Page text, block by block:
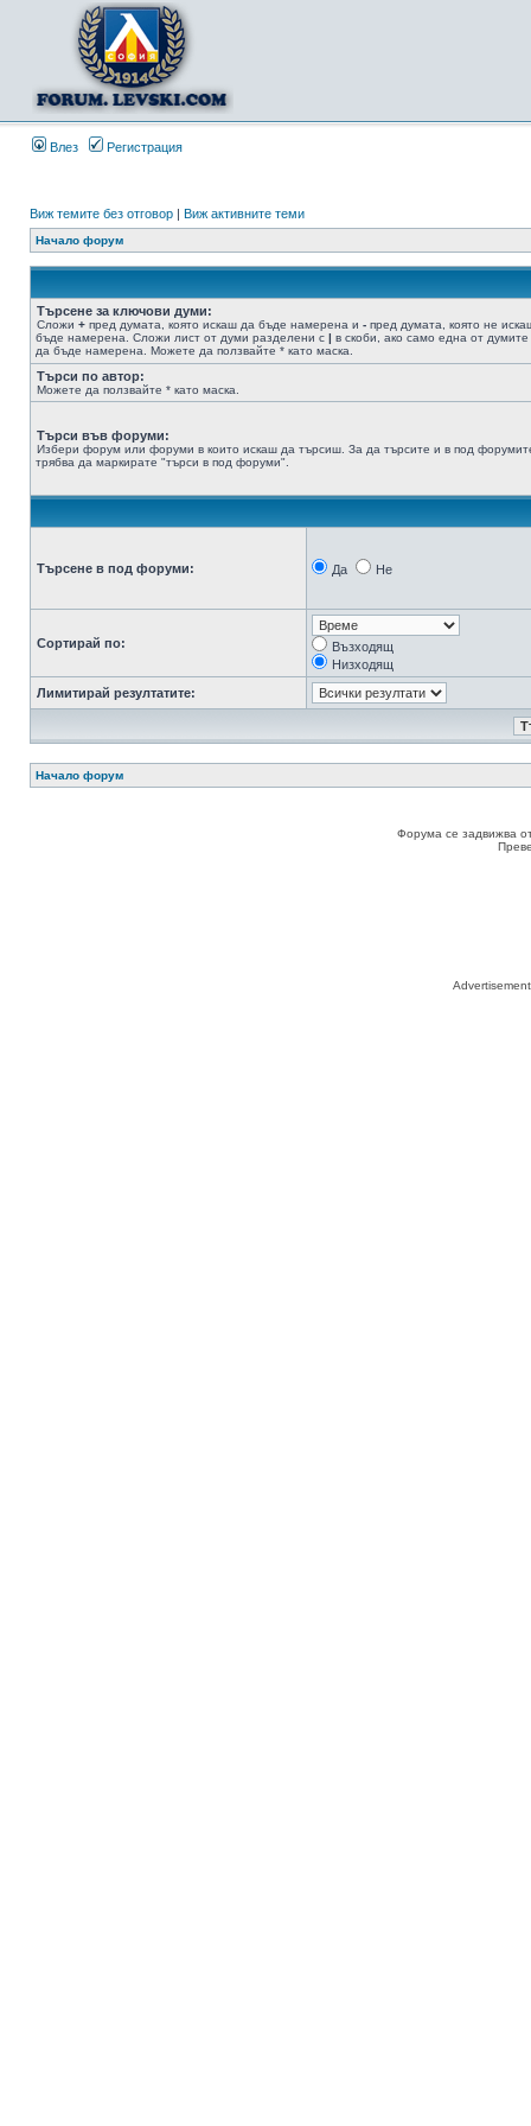
Влез Регистрация
Виж темите без отговор | Виж активните теми
Начало форум
Търсене за ключови думи:
Сложи + пред думата, която искаш да бъде намерена и - пред думата, която не
бъде намерена. Сложи лист от думи разделени с | в скоби, ако само една от думите
да бъде намерена. Можете да ползвайте * като маска.
Търси по автор:
Можете да ползвайте * като маска.
Търси във форуми:
Избери форум или форуми в които искаш да търсиш. За да търсите и в под
трябва да маркирате "търси в под форуми".
Търсене в под форуми: Да Не
Сортирай по:
Възходящ
Низходящ
Лимитирай резултатите:
Начало форум
Форума се задвижва